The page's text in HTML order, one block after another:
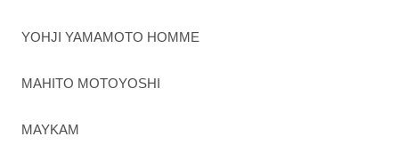
YOHJI YAMAMOTO HOMME
MAHITO MOTOYOSHI
MAYKAM